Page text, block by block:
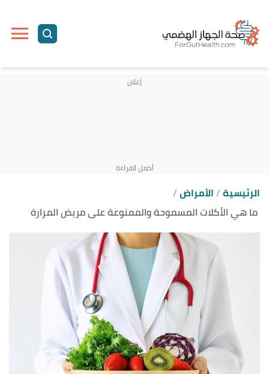
الرئيسية الأمراض
ما هي الأكلات المسموحة والممنوعة على مريض المرارة